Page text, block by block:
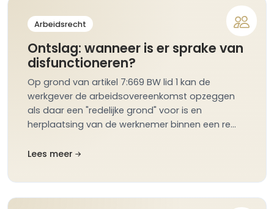
Arbeidsrecht
Ontslag: wanneer is er sprake van
disfunctioneren?
Op grond van artikel 7:669 BW lid 1 kan de
werkgever de arbeidsovereenkomst opzeggen
als daar een "redelijke grond" voor is en
herplaatsing van de werknemer binnen een re…
Lees meer